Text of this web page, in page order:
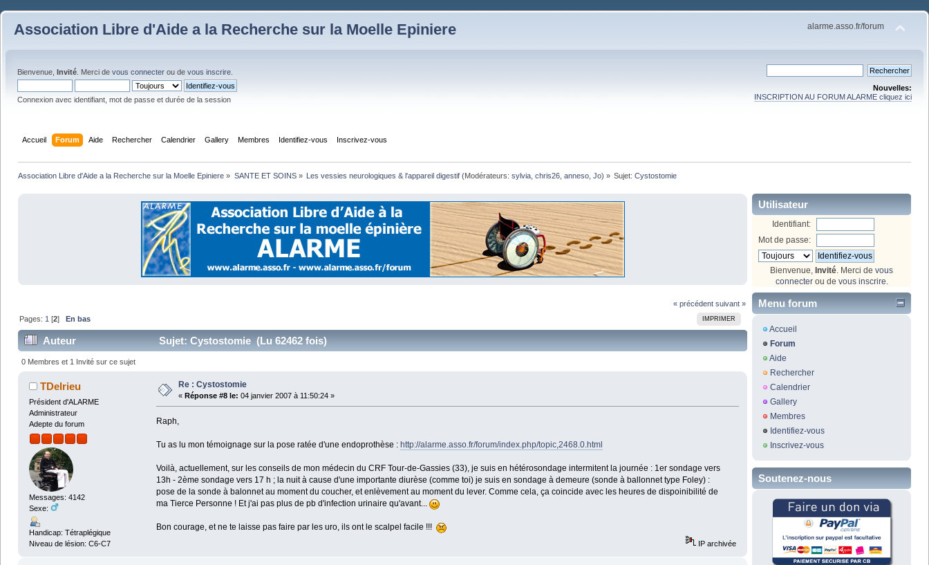
Association Libre d'Aide a la Recherche sur la Moelle Epiniere alarme.asso.fr/forum
Bienvenue, Invité . Merci de vous connecter ou de vous inscrire
Connexion avec identifiant, mot de passe et durée de la session
Nouvelles:
INSCRIPTION AU FORUM ALARME cliquez ici
Accueil Forum Aide Rechercher Calendrier Gallery Membres Identifiez-vous Inscrivez-vous
Association Libre d'Aide a la Recherche sur la Moelle Epiniere » SANTE ET SOINS» Les vessies neurologiques & l'appareil digestif(Modérateurs: sylvia, chris26, anneso, Jo) » Sujet:Cystostomie
« précédent suivant »
IMPRIMER
Pages: 1 [2] En bas
Auteur Sujet: Cystostomie (Lu 62462 fois)
0 Membres et 1 Invité sur ce sujet
TDelrieu
Président d'ALARME
Administrateur
Adepte du forum
Messages: 4142
Sexe:
Handicap: Tétraplégique
Niveau de lésion: C6-C7
Re : Cystostomie
« Réponse #8 le: 04 janvier 2007 à 11:50:24 »
Raph,
Tu as lu mon témoignage sur la pose ratée d'une endoprothèse : http://alarme.asso.fr/forum/index.php/topic,2468.0.html
Voilà, actuellement, sur les conseils de mon médecin du CRF Tour-de-Gassies (33), je suis en hétérosondage intermitent la journée : 1er sondage vers
13h - 2ème sondage vers 17 h ; la nuit à cause d'une importante diurèse (comme toi) je suis en sondage à demeure (sonde à ballonnet type Foley) :
pose de la sonde à balonnet au moment du coucher, et enlèvement au moment du lever. Comme cela, ça coincide avec les heures de dispoinibilité de
ma Tierce Personne ! Et j'ai pas plus de pb d'infection urinaire qu'avant...
Bon courage, et ne te laisse pas faire par les uro, ils ont le scalpel facile !!!
IP archivée
Utilisateur
Identifiant:
Mot de passe:
Bienvenue, Invité . Merci de vous
connecterou de vous inscrire
Menu forum
Accueil
Forum
Aide
Rechercher
Calendrier
Gallery
Membres
Identifiez-vous
Inscrivez-vous
Soutenez-nous